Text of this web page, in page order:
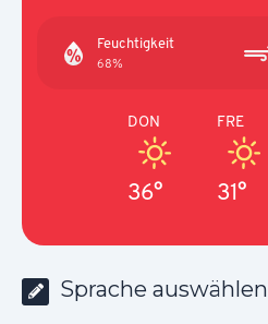
Feuchtigkeit
68%
DON
36°
FRE
31°
Sprache auswählen